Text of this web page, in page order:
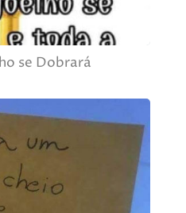
se Dobrará